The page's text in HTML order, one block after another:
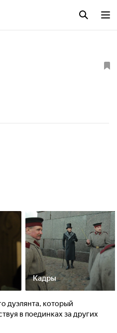
Кадры
дуэлянта, который
в поединках за других